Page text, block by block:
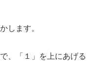
します。
、「１」を上にあげる